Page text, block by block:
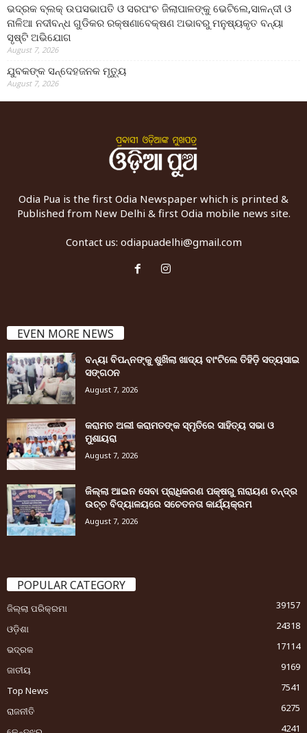
ଭଦ୍ରକ ବ୍ଲକ୍ ଉପସଭାପତି ଓ ସରପଂଚ ଜିଲାପାଳଙ୍କୁ ଭେଟିଲେ,ସାଳନ୍ଦୀ ଓ
ନାଳିଆ ନଦୀବନ୍ଧ ଗୁଡିକର ରକ୍ଷଣାବେକ୍ଷଣ ଅଭାବରୁ ମନୁଷ୍ୟକୃତ ବନ୍ୟା
ସୃଷ୍ଟି ଅଭିଯୋଗ
August 7, 2026
ଯୁବକଙ୍କ ସନ୍ଦେହଜନକ ମୃତ୍ୟୁ
August 7, 2026
Odia Pua is the first Odia Newspaper which is printed &
Published from New Delhi & first Odia mobile news site.
Contact us: odiapuadelhi@gmail.com
EVEN MORE NEWS
ବନ୍ୟା ବିପନ୍ନଙ୍କୁ ଶୁଖିଲା ଖାଦ୍ୟ ବାଂଟିଲେ ତିହିଡି଼ ସତ୍ୟସାଇ
ସଙ୍ଗଠନ
August 7, 2026
କରାମତ ଅଲୀ କରାମତଙ୍କ ସ୍ମୃତିରେ ସାହିତ୍ୟ ସଭା ଓ
ମୁଶାୟରା
August 7, 2026
ଜିଲ୍ଲା ଆଇନ ସେବା ପ୍ରାଧିକରଣ ପକ୍ଷରୁ ନାରାୟଣ ଚନ୍ଦ୍ର
ଉଚ୍ଚ ବିଦ୍ୟାଳୟରେ ସଚେତନତା କାର୍ଯ୍ୟକ୍ରମ
August 7, 2026
POPULAR CATEGORY
ଜିଲ୍ଲା ପରିକ୍ରମା
39157
ଓଡ଼ିଶା
24318
ଭଦ୍ରକ
17114
ଜାତୀୟ
9169
Top News
7541
ରାଜନୀତି
6275
4241